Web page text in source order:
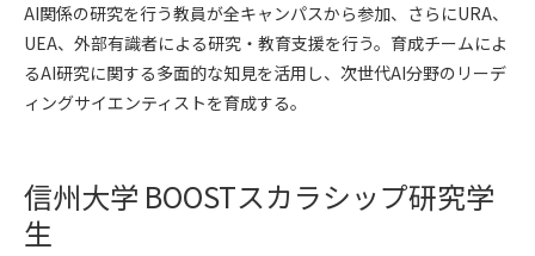
AI関係の研究を行う教員が全キャンパスから参加、さらにURA、
UEA、外部有識者による研究・教育支援を行う。育成チームによ
るAI研究に関する多面的な知見を活用し、次世代AI分野のリーデ
ィングサイエンティストを育成する。
信州大学 BOOSTスカラシップ研究学
生